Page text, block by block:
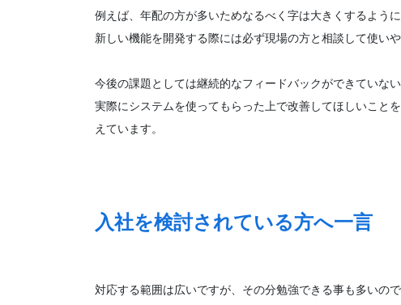
例えば、年配の方が多いためなるべく字は大きくするように
新しい機能を開発する際には必ず現場の方と相談して使い
今後の課題としては継続的なフィードバックができていない
実際にシステムを使ってもらった上で改善してほしいこと
えています。
入社を検討されている方へ一言
対応する範囲は広いですが、その分勉強できる事も多いの